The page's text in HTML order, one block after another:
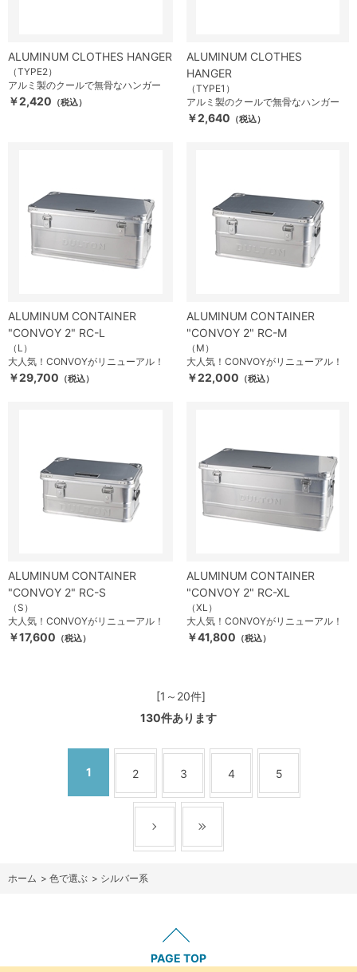
ALUMINUM CLOTHES HANGER
（TYPE2）
アルミ製のクールで無骨なハンガー
￥2,420 （税込）
ALUMINUM CLOTHES
HANGER
（TYPE1）
アルミ製のクールで無骨なハンガー
￥2,640 （税込）
ALUMINUM CONTAINER
"CONVOY 2" RC-L
（L）
大人気！CONVOYがリニューアル！
￥29,700 （税込）
ALUMINUM CONTAINER
"CONVOY 2" RC-M
（M）
大人気！CONVOYがリニューアル！
￥22,000 （税込）
ALUMINUM CONTAINER
"CONVOY 2" RC-S
（S）
大人気！CONVOYがリニューアル！
￥17,600 （税込）
ALUMINUM CONTAINER
"CONVOY 2" RC-XL
（XL）
大人気！CONVOYがリニューアル！
￥41,800 （税込）
[1～20件]
130件あります
1 2 3 4 5
ホーム > 色で選ぶ > シルバー系
PAGE TOP